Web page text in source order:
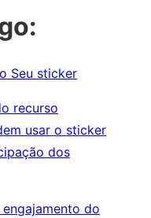
Seu sticker
recurso
usar o sticker
dos
do